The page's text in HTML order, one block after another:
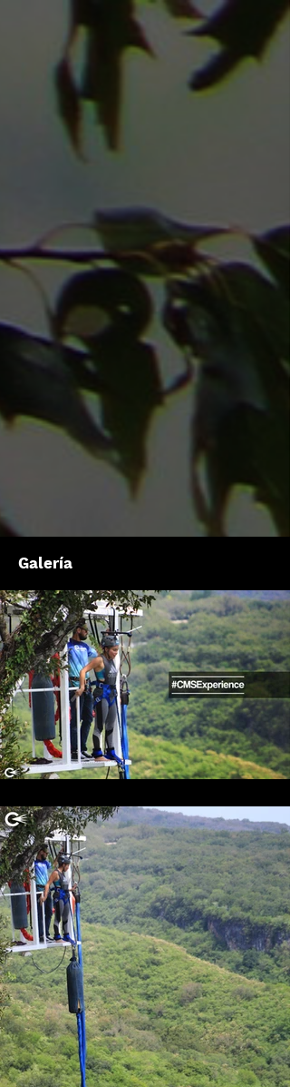
Galería